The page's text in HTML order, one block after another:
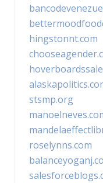
hingstonnt.com
stsmp.org
roselynns.com